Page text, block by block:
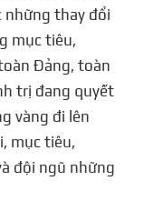
những thay đổi
mục tiêu,
Đảng, toàn
trị đang quyết
vàng đi lên
mục tiêu,
đội ngũ những